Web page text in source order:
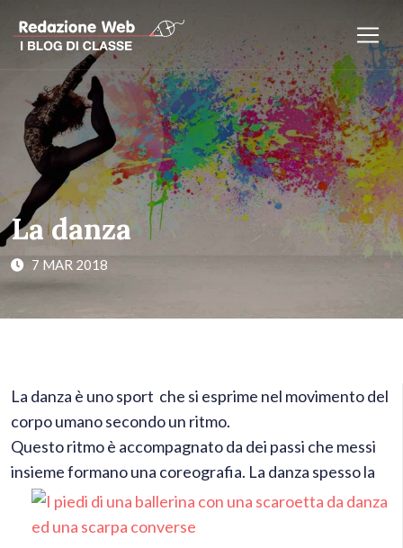
La danza
7 MAR 2018
La danza è uno sport che si esprime nel movimento del
corpo umano secondo un ritmo.
Questo ritmo è accompagnato da dei passi che messi
insieme formano una coreografia. La danza spesso la